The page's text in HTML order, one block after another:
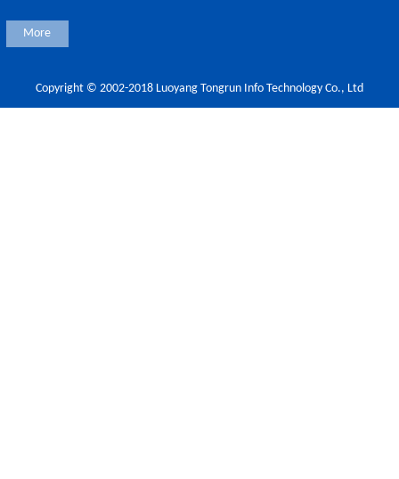
More
Copyright © 2002-2018 Luoyang Tongrun Info Technology Co., Ltd